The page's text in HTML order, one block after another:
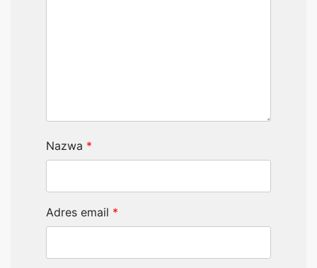
Nazwa *
Adres email *